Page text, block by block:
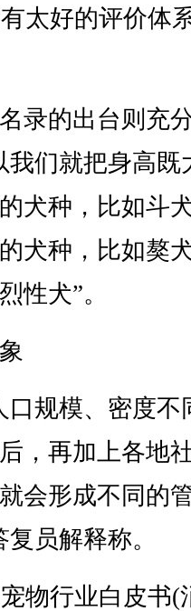
太好的评价体
的出台则充
我们就把身高既
犬种，比如斗
犬种，比如獒
性犬”。
规模、密度不
，再加上各地
会形成不同的
员解释称。
行业白皮书(